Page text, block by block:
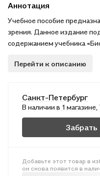
Аннотация
Учебное пособие
зрения. Данное издание
содержанием учебника
тифлопедагогических
Перейти к описанию
Санкт-Петербург
В наличиив 1 магазине
Забрать
Добавьте этот товар в
он снова появится в